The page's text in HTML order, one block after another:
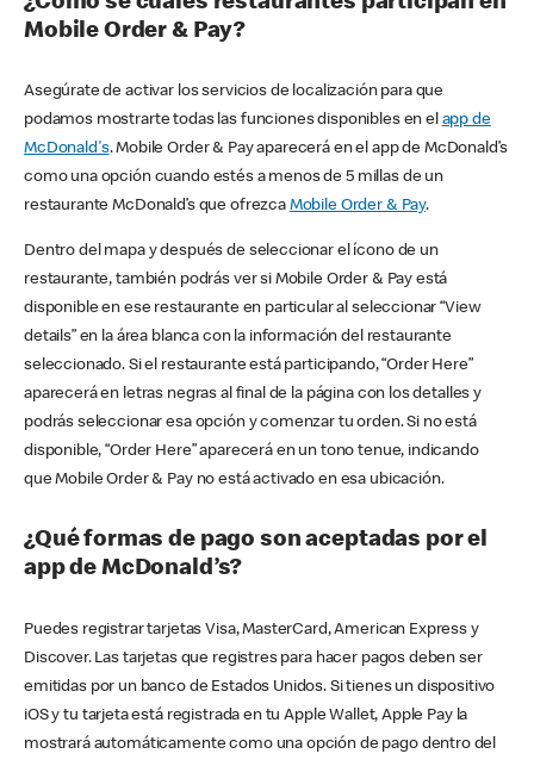
Mobile Order & Pay?
Asegúrate de activar los servicios de localización para que
podamos mostrarte todas las funciones disponibles en el app de
McDonald's. Mobile Order & Pay aparecerá en el app de McDonald’s
como una opción cuando estés a menos de 5 millas de un
restaurante McDonald’s que ofrezca Mobile Order & Pay.
Dentro del mapa y después de seleccionar el ícono de un
restaurante, también podrás ver si Mobile Order & Pay está
disponible en ese restaurante en particular al seleccionar “View
details” en la área blanca con la información del restaurante
seleccionado. Si el restaurante está participando, “Order Here”
aparecerá en letras negras al final de la página con los detalles y
podrás seleccionar esa opción y comenzar tu orden. Si no está
disponible, “Order Here” aparecerá en un tono tenue, indicando
que Mobile Order & Pay no está activado en esa ubicación.
¿Qué formas de pago son aceptadas por el
app de McDonald’s?
Puedes registrar tarjetas Visa, MasterCard, American Express y
Discover. Las tarjetas que registres para hacer pagos deben ser
emitidas por un banco de Estados Unidos. Si tienes un dispositivo
iOS y tu tarjeta está registrada en tu Apple Wallet, Apple Pay la
mostrará automáticamente como una opción de pago dentro del